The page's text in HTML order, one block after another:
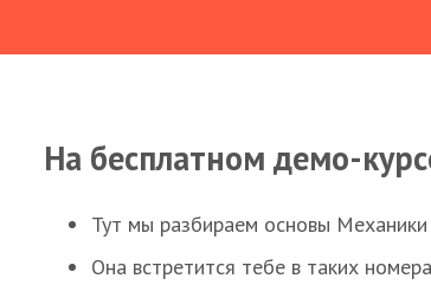
На бесплатном демо-
Тут мы разбираем основы
Она встретится тебе в таких